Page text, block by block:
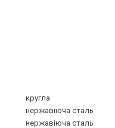
кругла
нержавіюча сталь
нержавіюча сталь